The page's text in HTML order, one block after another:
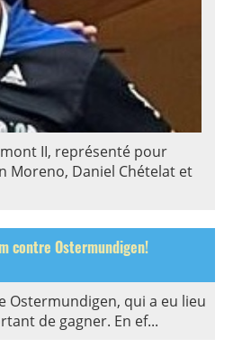
II, représenté pour
Moreno, Daniel Chételat et
contre Ostermundigen!
Ostermundigen, qui a eu lieu
de gagner. En ef...